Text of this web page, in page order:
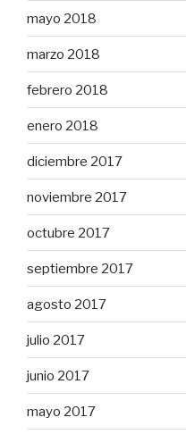
mayo 2018
marzo 2018
febrero 2018
enero 2018
diciembre 2017
noviembre 2017
octubre 2017
septiembre 2017
agosto 2017
julio 2017
junio 2017
mayo 2017